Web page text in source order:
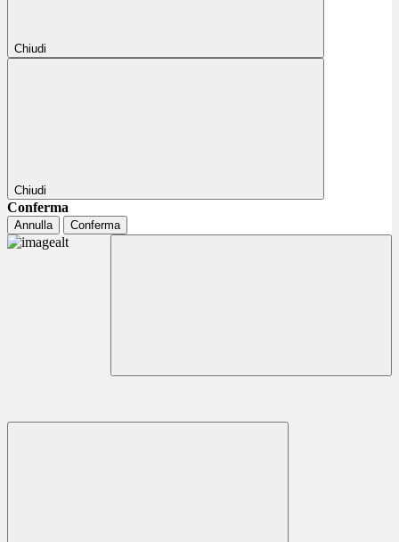
Chiudi
Chiudi
Conferma
Annulla Conferma